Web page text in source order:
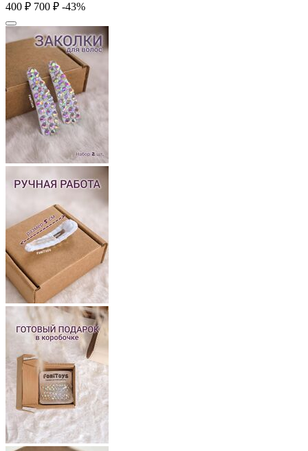
‍400‍ ₽ ‍700‍ ₽ -43%